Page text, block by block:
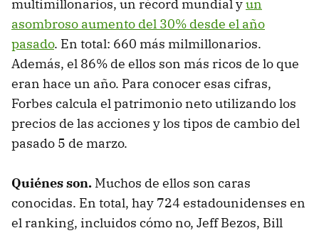
multimillonarios, un récord mundial yun
asombroso aumento del 30% desde el año
pasado. En total: 660 más milmillonarios.
Además, el 86% de ellos son más ricos de lo que
eran hace un año. Para conocer esas cifras,
Forbes calcula el patrimonio neto utilizando los
precios de las acciones y los tipos de cambio del
pasado 5 de marzo.
Quiénes son. Muchos de ellos son caras
conocidas. En total, hay 724 estadounidenses en
el ranking, incluidos cómo no, Jeff Bezos, Bill